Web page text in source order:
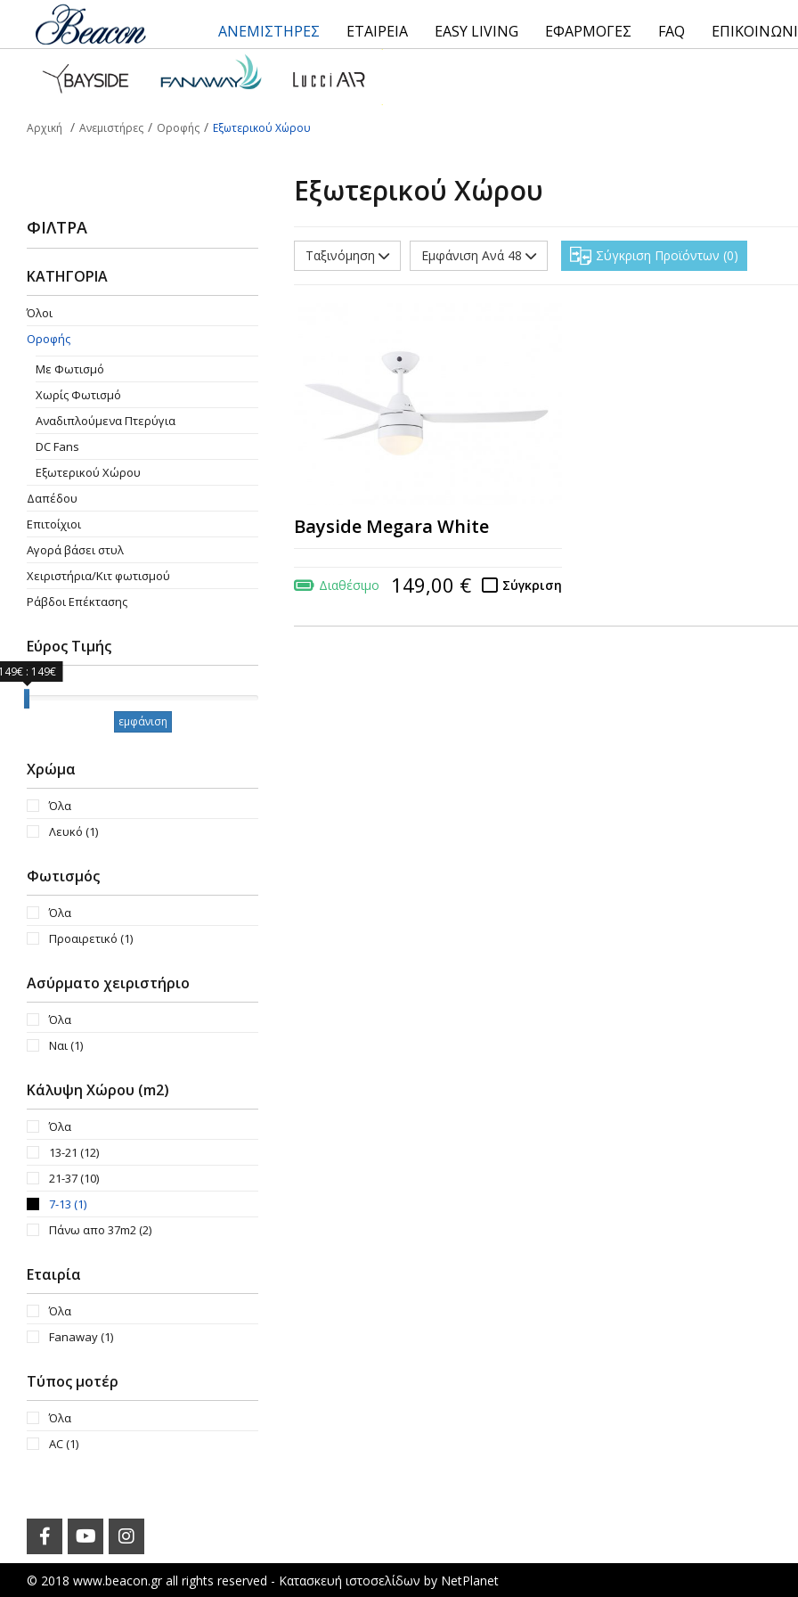
ΑΝΕΜΙΣΤΗΡΕΣ ΕΤΑΙΡΕΙΑ EASY LIVING ΕΦΑΡΜΟΓΕΣ FAQ
Αρχική Ανεμιστήρες Οροφής Εξωτερικού Χώρου
ΦΊΛΤΡΑ
ΚΑΤΗΓΟΡΙΑ
Όλοι
Οροφής
Με Φωτισμό
Χωρίς Φωτισμό
Aναδιπλούμενα Πτερύγια
DC Fans
Εξωτερικού Χώρου
Δαπέδου
Επιτοίχιοι
Αγορά βάσει στυλ
Χειριστήρια/Κιτ φωτισμού
Ράβδοι Επέκτασης
Εύρος Τιμής
Εύρος Τιμής
: 149€
εμφάνιση
Χρώμα
Όλα
Λευκό (1)
Φωτισμός
Όλα
Προαιρετικό (1)
Ασύρματο χειριστήριο
Όλα
Ναι(1)
Κάλυψη Χώρου (m2)
Όλα
13-21 (12)
21-37(10)
7-13 (1)
Πάνω απο 37m2(2)
Εταιρία
Όλα
Fanaway(1)
Τύπος μοτέρ
Όλα
AC(1)
Εξωτερικού Χώρου
Ταξινόμηση Εμφάνιση Ανά 48 Σύγκριση Προϊόντων 0
Bayside Megara White
Διαθέσιμο Σύγκριση
149,00 €
© 2018 www.beacon.gr all rights reserved - Κατασκευή ιστοσελίδων by NetPlanet